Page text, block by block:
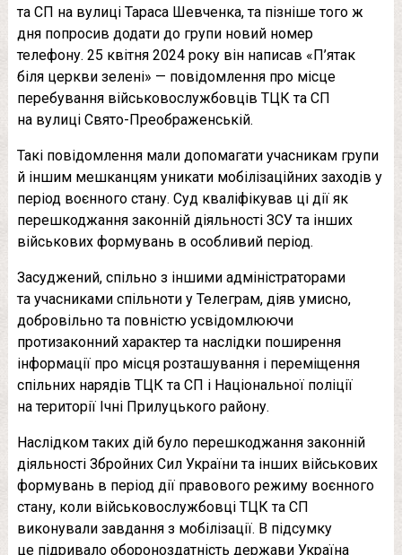
та СП на вулиці Тараса Шевченка, та пізніше того ж
дня попросив додати до групи новий номер
телефону. 25 квітня 2024 року він написав «П’ятак
біля церкви зелені» — повідомлення про місце
перебування військовослужбовців ТЦК та СП
на вулиці Свято-Преображенській.
Такі повідомлення мали допомагати учасникам групи
й іншим мешканцям уникати мобілізаційних заходів у
період воєнного стану. Суд кваліфікував ці дії як
перешкоджання законній діяльності ЗСУ та інших
військових формувань в особливий період.
Засуджений, спільно з іншими адміністраторами
та учасниками спільноти у Телеграм, діяв умисно,
добровільно та повністю усвідомлюючи
протизаконний характер та наслідки поширення
інформації про місця розташування і переміщення
спільних нарядів ТЦК та СП і Національної поліції
на території Ічні Прилуцького району.
Наслідком таких дій було перешкоджання законній
діяльності Збройних Сил України та інших військових
формувань в період дії правового режиму воєнного
стану, коли військовослужбовці ТЦК та СП
виконували завдання з мобілізації. В підсумку
це підривало обороноздатність держави Україна